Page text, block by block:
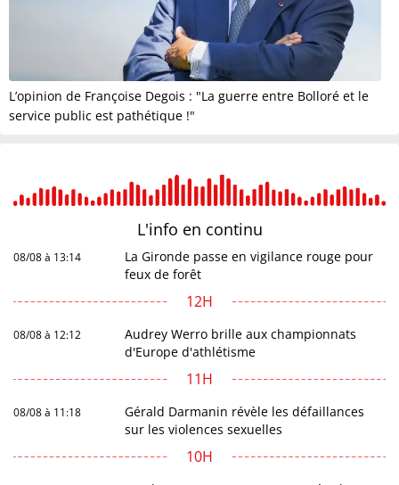
L’opinion de Françoise Degois : "La guerre entre Bolloré et le
service public est pathétique !"
L'info en continu
08/08 à 13:14
La Gironde passe en vigilance rouge pour
feux de forêt
12H
08/08 à 12:12
Audrey Werro brille aux championnats
d'Europe d'athlétisme
11H
08/08 à 11:18
Gérald Darmanin révèle les défaillances
sur les violences sexuelles
10H